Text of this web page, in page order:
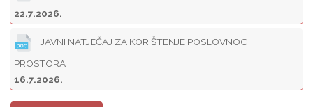
22.7.2026.
JAVNI NATJEČAJ ZA KORIŠTENJE POSLOVNOG
PROSTORA
16.7.2026.